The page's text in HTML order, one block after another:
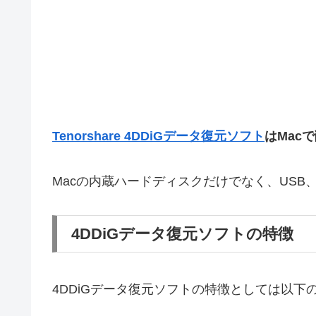
Tenorshare 4DDiGデータ復元ソフト はMac
Macの内蔵ハードディスクだけでなく、USB
4DDiGデータ復元ソフトの特徴
4DDiGデータ復元ソフトの特徴としては以下